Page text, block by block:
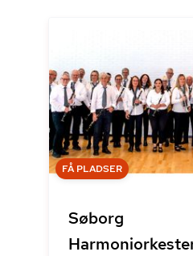
FÅ PLADSER
Søborg